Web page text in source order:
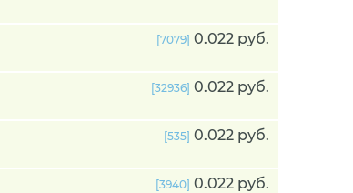
[7079] 0.022 руб.
[32936] 0.022 руб.
[535] 0.022 руб.
[3940] 0.022 руб.